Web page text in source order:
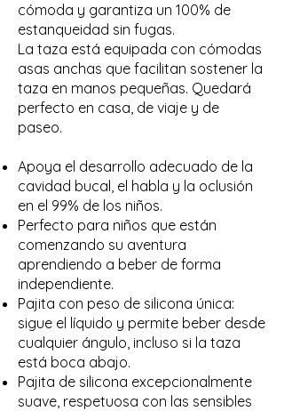
cómoda y garantiza un 100% de
estanqueidad sin fugas.
La taza está equipada con cómodas
asas anchas que facilitan sostener la
taza en manos pequeñas. Quedará
perfecto en casa, de viaje y de
paseo.
Apoya el desarrollo adecuado de la
cavidad bucal, el habla y la oclusión
en el 99% de los niños.
Perfecto para niños que están
comenzando su aventura
aprendiendo a beber de forma
independiente.
Pajita con peso de silicona única:
sigue el líquido y permite beber desde
cualquier ángulo, incluso si la taza
está boca abajo.
Pajita de silicona excepcionalmente
suave, respetuosa con las sensibles